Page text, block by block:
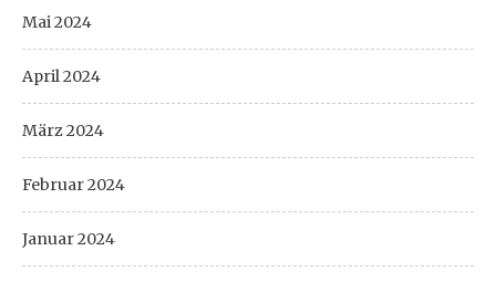
Mai 2024
April 2024
März 2024
Februar 2024
Januar 2024